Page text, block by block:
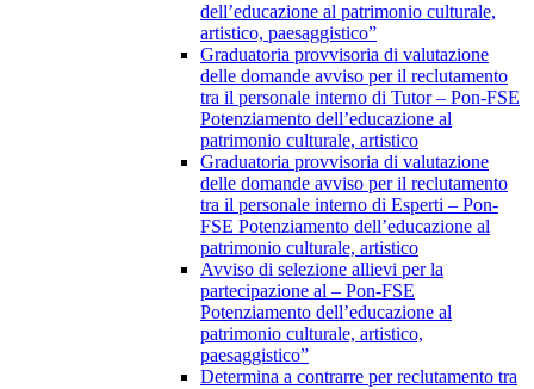
dell’educazione al patrimonio culturale,
artistico, paesaggistico”
Graduatoria provvisoria di valutazione
delle domande avviso per il reclutamento
tra il personale interno di Tutor – Pon-FSE
Potenziamento dell’educazione al
patrimonio culturale, artistico
Graduatoria provvisoria di valutazione
delle domande avviso per il reclutamento
tra il personale interno di Esperti – Pon-
FSE Potenziamento dell’educazione al
patrimonio culturale, artistico
Avviso di selezione allievi per la
partecipazione al – Pon-FSE
Potenziamento dell’educazione al
patrimonio culturale, artistico,
paesaggistico”
Determina a contrarre per reclutamento tra